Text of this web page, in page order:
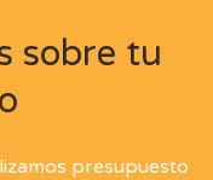
sobre tu
presupuesto